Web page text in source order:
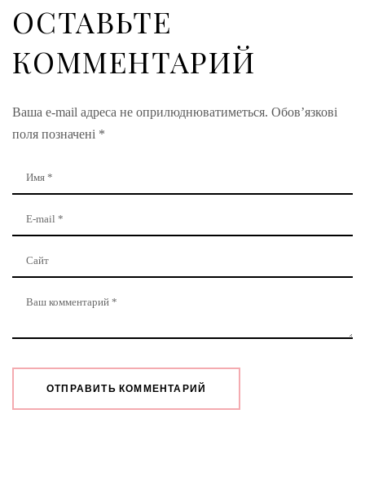
ОСТАВЬТЕ
КОММЕНТАРИЙ
Ваша e-mail адреса не оприлюднюватиметься. Обов’язкові
поля позначені *